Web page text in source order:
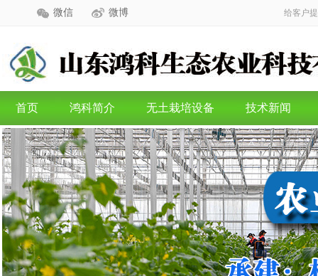
微信 微博 给客户
首页 鸿科简介 无土栽培设备 技术新闻